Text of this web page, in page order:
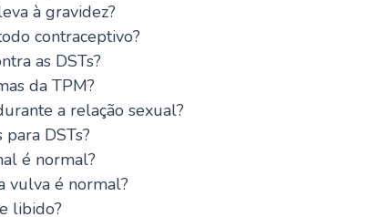
à gravidez?
contraceptivo?
as DSTs?
da TPM?
a relação sexual?
DSTs?
é normal?
vulva é normal?
libido?